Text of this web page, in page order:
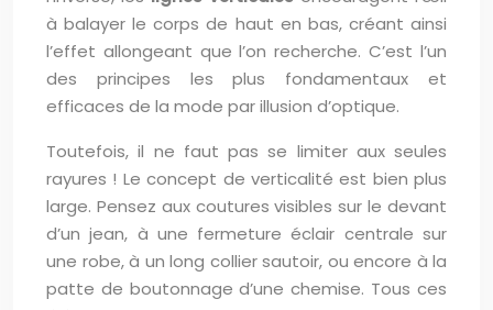
à balayer le corps de haut en bas, créant ainsi
l’effet allongeant que l’on recherche. C’est l’un
des principes les plus fondamentaux et
efficaces de la mode par illusion d’optique.
Toutefois, il ne faut pas se limiter aux seules
rayures ! Le concept de verticalité est bien plus
large. Pensez aux coutures visibles sur le devant
d’un jean, à une fermeture éclair centrale sur
une robe, à un long collier sautoir, ou encore à la
patte de boutonnage d’une chemise. Tous ces